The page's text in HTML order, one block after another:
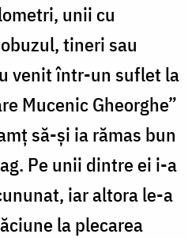
unii cu
tineri sau
venit într-un suflet la
Mucenic Gheorghe”
să-și ia rămas bun
Pe unii dintre ei i-a
iar altora le-a
la plecarea